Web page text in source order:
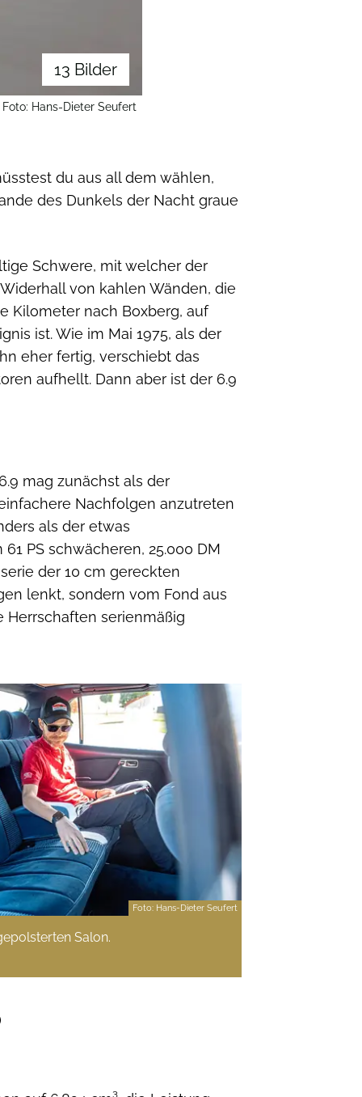
Foto: Hans-Dieter Seufert
13 Bilder
du aus all dem wählen,
des Dunkels der Nacht graue
Schwere, mit welcher der
von kahlen Wänden, die
Kilometer nach Boxberg, auf
ist. Wie im Mai 1975, als der
eher fertig, verschiebt das
aufhellt. Dann aber ist der 6.9
mag zunächst als der
Nachfolgen anzutreten
als der etwas
PS schwächeren, 25.000 DM
der 10 cm gereckten
lenkt, sondern vom Fond aus
Herrschaften serienmäßig
Foto: Hans-Dieter Seufert
Salon.